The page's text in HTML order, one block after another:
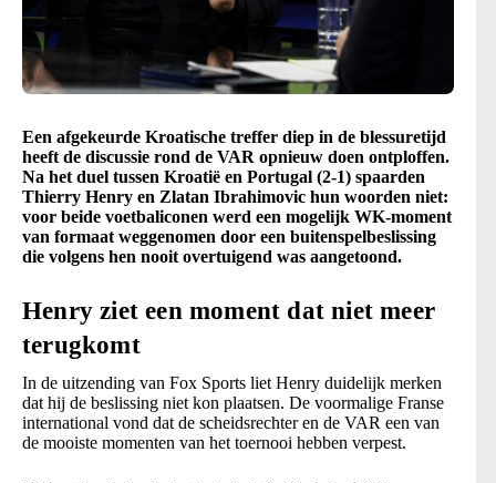
Een afgekeurde Kroatische treffer diep in de blessuretijd
heeft de discussie rond de VAR opnieuw doen ontploffen.
Na het duel tussen Kroatië en Portugal (2-1) spaarden
Thierry Henry en Zlatan Ibrahimovic hun woorden niet:
voor beide voetbaliconen werd een mogelijk WK-moment
van formaat weggenomen door een buitenspelbeslissing
die volgens hen nooit overtuigend was aangetoond.
Henry ziet een moment dat niet meer
terugkomt
In de uitzending van Fox Sports liet Henry duidelijk merken
dat hij de beslissing niet kon plaatsen. De voormalige Franse
international vond dat de scheidsrechter en de VAR een van
de mooiste momenten van het toernooi hebben verpest.